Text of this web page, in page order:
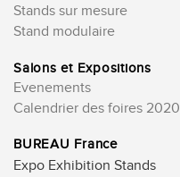
Stands sur mesure
Stand modulaire
Salons et Expositions
Evenements
Calendrier des foires 2020
BUREAU France
Expo Exhibition Stands